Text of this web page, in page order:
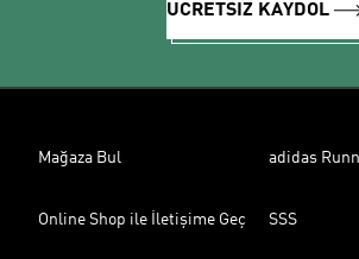
ÜCRETSİZ KAYDOL
Mağaza Bul adidas
Online Shop ile İletişime Geç SSS